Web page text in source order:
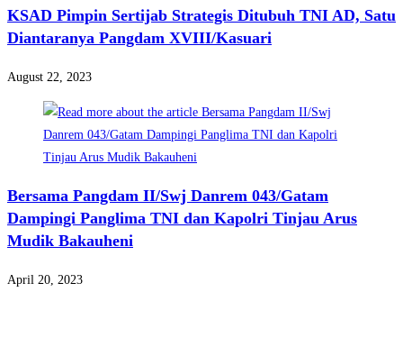
KSAD Pimpin Sertijab Strategis Ditubuh TNI AD, Satu
Diantaranya Pangdam XVIII/Kasuari
August 22, 2023
Bersama Pangdam II/Swj Danrem 043/Gatam
Dampingi Panglima TNI dan Kapolri Tinjau Arus
Mudik Bakauheni
April 20, 2023